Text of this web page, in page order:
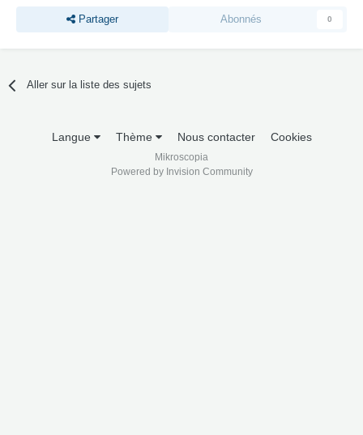
Partager Abonnés 0
Aller sur la liste des sujets
Langue Thème Nous contacter Cookies
Mikroscopia
Powered by Invision Community